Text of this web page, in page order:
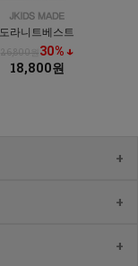
도라니트베스트
26,800원30% ↓
18,800원